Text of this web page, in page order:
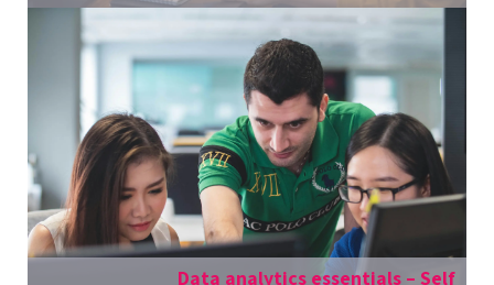
Data analytics essentials – Self